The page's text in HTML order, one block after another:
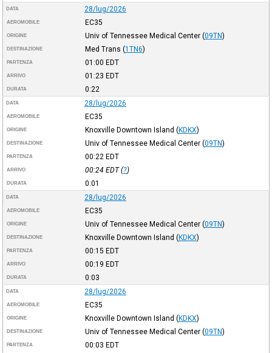
DATA 28/lug/2026
AEROMOBILE EC35
ORIGINE Univ of Tennessee Medical Center (09TN)
DESTINAZIONE Med Trans (1TN6)
PARTENZA 01:00 EDT
ARRIVO 01:23 EDT
DURATA 0:22
DATA 28/lug/2026
AEROMOBILE EC35
ORIGINE Knoxville Downtown Island (KDKX)
DESTINAZIONE Univ of Tennessee Medical Center (09TN)
PARTENZA 00:22 EDT
ARRIVO 00:24 EDT(?)
DURATA 0:01
DATA 28/lug/2026
AEROMOBILE EC35
ORIGINE Univ of Tennessee Medical Center (09TN)
DESTINAZIONE Knoxville Downtown Island (KDKX)
PARTENZA 00:15 EDT
ARRIVO 00:19 EDT
DURATA 0:03
DATA 28/lug/2026
AEROMOBILE EC35
ORIGINE Knoxville Downtown Island (KDKX)
DESTINAZIONE Univ of Tennessee Medical Center (09TN)
PARTENZA 00:03 EDT